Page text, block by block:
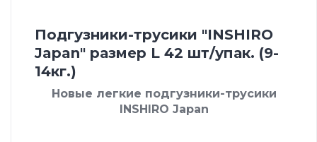
Подгузники-трусики "INSHIRO
Japan" размер L 42 шт/упак. (9-
14кг.)
Новые легкие подгузники-трусики
INSHIRO Japan